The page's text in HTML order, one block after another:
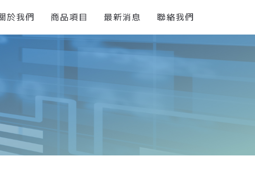
於我們 商品項目 最新消息 聯絡我們